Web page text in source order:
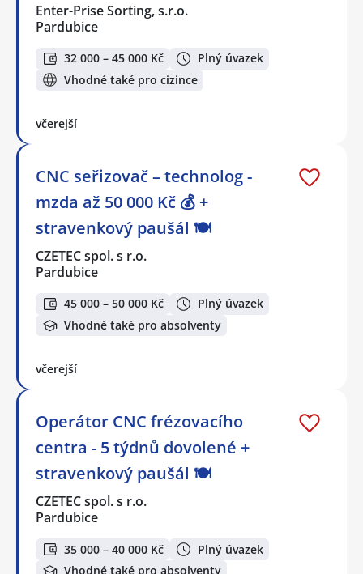
Enter-Prise Sorting, s.r.o.
Pardubice
32 000 – 45 000 Kč
Plný úvazek
Vhodné také pro cizince
včerejší
CNC seřizovač – technolog -
mzda až 50 000 Kč 💰 +
stravenkový paušál 🍽️
CZETEC spol. s r.o.
Pardubice
45 000 – 50 000 Kč
Plný úvazek
Vhodné také pro absolventy
včerejší
Operátor CNC frézovacího
centra - 5 týdnů dovolené +
stravenkový paušál 🍽️
CZETEC spol. s r.o.
Pardubice
35 000 – 40 000 Kč
Plný úvazek
Vhodné také pro absolventy